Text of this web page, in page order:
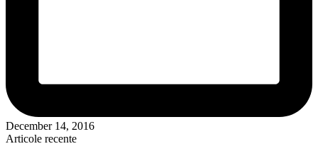
December 14, 2016
Articole recente